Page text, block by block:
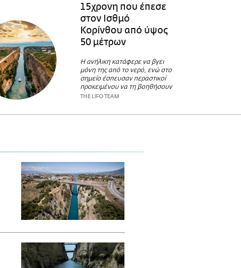
15χρονη που έπεσε
στον Ισθμό
Κορίνθου από ύψος
50 μέτρων
Η ανήλικη κατάφερε να βγει
μόνη της από το νερό, ενώ στο
σημείο έσπευσαν περαστικοί
προκειμένου να τη βοηθήσουν
THE LIFO TEAM